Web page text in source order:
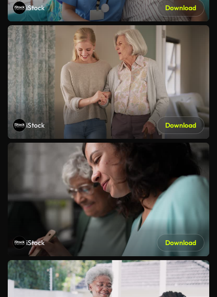
iStock Download
iStock Download
iStock Download